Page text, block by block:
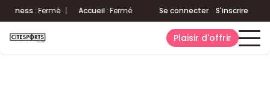
Fermé | Accueil Fermé Aquatique Fermé | Fitness:Fermé
Se connecter S'inscrire
Plaisir d'offrir